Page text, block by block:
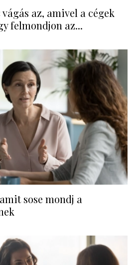
vágás az, amivel a cégek
felmondjon az...
sose mondj a